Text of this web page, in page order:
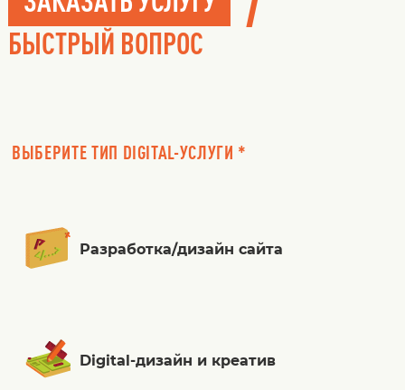
БЫСТРЫЙ ВОПРОС
ВЫБЕРИТЕ ТИП DIGITAL-УСЛУГИ *
Разработка/дизайн сайта
Digital-дизайн и креатив